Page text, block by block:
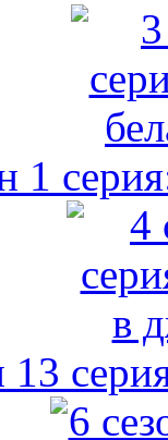
1
13